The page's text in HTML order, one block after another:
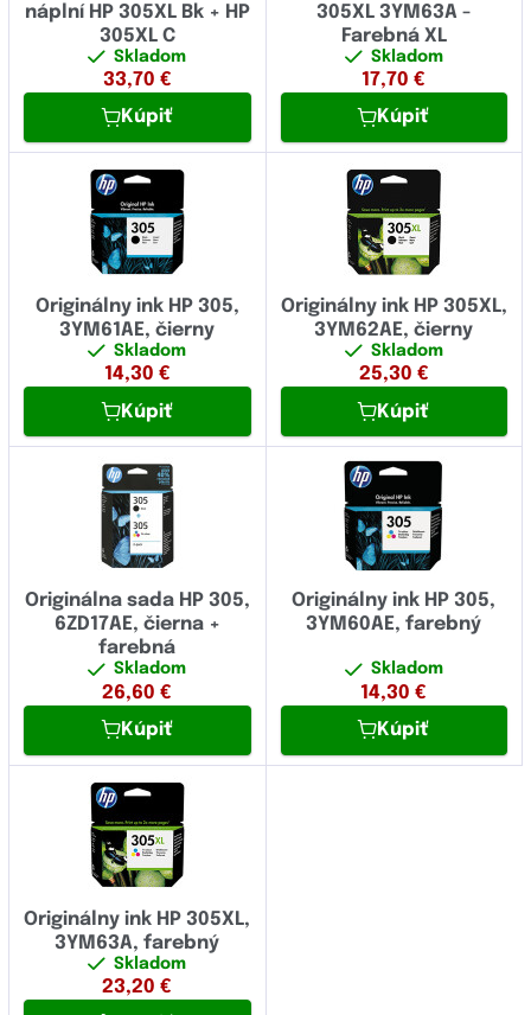
náplní HP 305XL Bk + HP
305XL C
Skladom
33,70 €
Kúpiť
305XL 3YM63A -
Farebná XL
Skladom
17,70 €
Kúpiť
Originálny ink HP 305,
3YM61AE, čierny
Skladom
14,30 €
Kúpiť
Originálny ink HP 305XL,
3YM62AE, čierny
Skladom
25,30 €
Kúpiť
Originálna sada HP 305,
6ZD17AE, čierna +
farebná
Skladom
26,60 €
Kúpiť
Originálny ink HP 305,
3YM60AE, farebný
Skladom
14,30 €
Kúpiť
Originálny ink HP 305XL,
3YM63A, farebný
Skladom
23,20 €